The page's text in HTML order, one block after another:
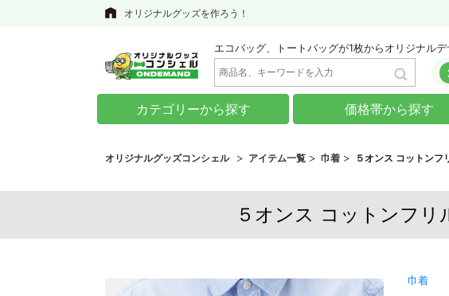
オリジナルグッズを作ろう！
エコバッグ、トートバッグが1枚からオリジナル
カテゴリーから探す 価格帯から探す
オリジナルグッズコンシェル アイテム一覧 巾着 ５オンス コットンフ
５オンス コットンフリ
巾着